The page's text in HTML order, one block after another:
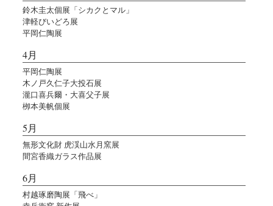
鈴木圭太個展「シカクとマル」
津軽びいどろ展
平岡仁陶展
4月
平岡仁陶展
木ノ戸久仁子大投石展
瀧口喜兵爾・大喜父子展
栁本美帆個展
5月
無形文化財 虎渓山水月窯展
間宮香織ガラス作品展
6月
村越琢磨陶展「飛べ」